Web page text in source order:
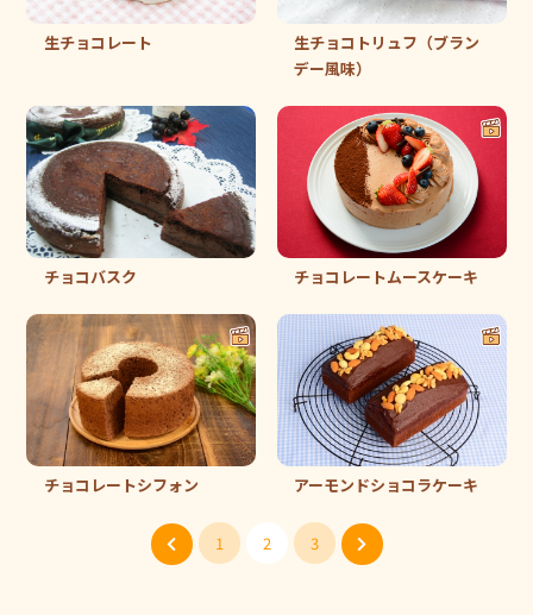
生チョコレート
生チョコトリュフ（ブラン
デー風味）
チョコバスク チョコレートムースケーキ
チョコレートシフォン アーモンドショコラケーキ
1 2 3